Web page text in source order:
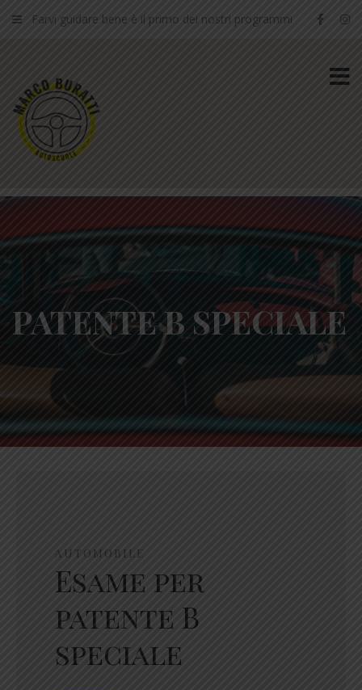
Farvi guidare bene è il primo dei nostri programmi
PATENTE B SPECIALE
AUTOMOBILE
Esame per
patente B
speciale